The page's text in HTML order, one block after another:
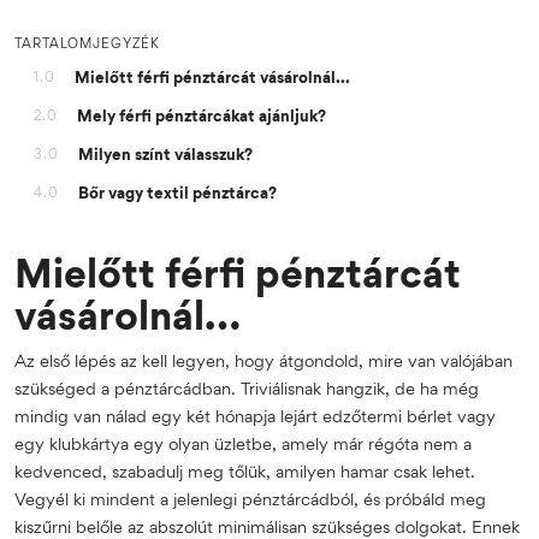
TARTALOMJEGYZÉK
1.0
Mielőtt férfi pénztárcát vásárolnál...
2.0 Mely férfi pénztárcákat ajánljuk?
3.0 Milyen színt válasszuk?
4.0 Bőr vagy textil pénztárca?
Mielőtt férfi pénztárcát
vásárolnál…
Az első lépés az kell legyen, hogy átgondold, mire van valójában
szükséged a pénztárcádban. Triviálisnak hangzik, de ha még
mindig van nálad egy két hónapja lejárt edzőtermi bérlet vagy
egy klubkártya egy olyan üzletbe, amely már régóta nem a
kedvenced, szabadulj meg tőlük, amilyen hamar csak lehet.
Vegyél ki mindent a jelenlegi pénztárcádból, és próbáld meg
kiszűrni belőle az abszolút minimálisan szükséges dolgokat. Ennek